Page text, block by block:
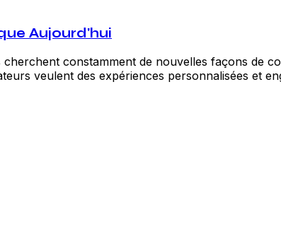
Aujourd'hui
constamment de nouvelles façons de
veulent des expériences personnalisées et